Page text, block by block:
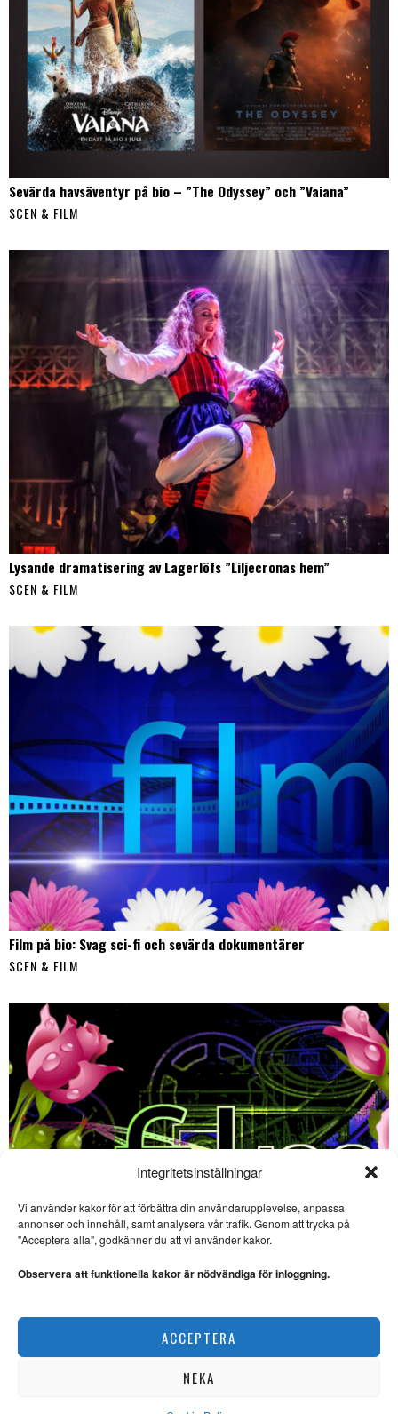
Integritetsinställningar
Vi använder kakor för att förbättra din användarupplevelse, anpassa
annonser och innehåll, samt analysera vår trafik. Genom att trycka på
"Acceptera alla", godkänner du att vi använder kakor.
Observera att funktionella kakor är nödvändiga för inloggning.
ACCEPTERA
NEKA
Sevärda havsäventyr på bio – ”The Odyssey” och ”Vaiana”
SCEN & FILM
Lysande dramatisering av Lagerlöfs ”Liljecronas hem”
SCEN & FILM
Film på bio: Svag sci-fi och sevärda dokumentärer
SCEN & FILM
Film på bio – 3 sevärda filmer i början av juni
SE ÄVEN
uppdatering av operett
festen inte en flykt
SKRÄCK. “Genom Guy de
leds man välvilligt